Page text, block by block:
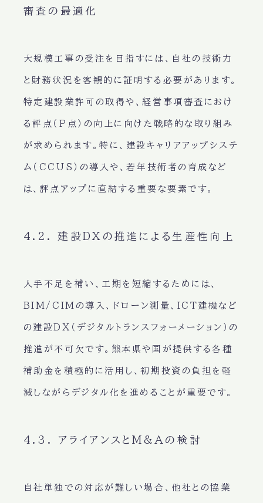
審査の最適化
大規模工事の受注を目指すには、自社の技術力
と財務状況を客観的に証明する必要があります。
特定建設業許可の取得や、経営事項審査におけ
る評点（P点）の向上に向けた戦略的な取り組み
が求められます。特に、建設キャリアアップシステ
ム（CCUS）の導入や、若年技術者の育成など
は、評点アップに直結する重要な要素です。
4.2. 建設DXの推進による生産性向上
人手不足を補い、工期を短縮するためには、
BIM/CIMの導入、ドローン測量、ICT建機など
の建設DX（デジタルトランスフォーメーション）の
推進が不可欠です。熊本県や国が提供する各種
補助金を積極的に活用し、初期投資の負担を軽
減しながらデジタル化を進めることが重要です。
4.3. アライアンスとM&Aの検討
自社単独での対応が難しい場合、他社との協業